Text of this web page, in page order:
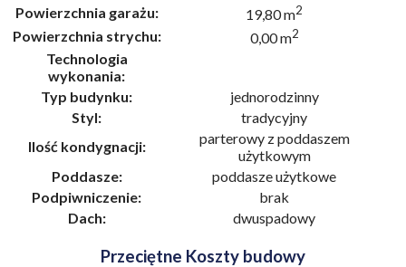
Powierzchnia garażu: 19,80 m2
Powierzchnia strychu: 0,00 m2
Technologia
wykonania:
Typ budynku:
jednorodzinny
Styl:
tradycyjny
Ilość kondygnacji:
parterowy z poddaszem
użytkowym
Poddasze:
poddasze użytkowe
Podpiwniczenie:
brak
Dach:
dwuspadowy
Przeciętne Koszty budowy